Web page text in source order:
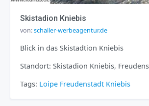
Skistadion Kniebis
von:schaller-werbeagentur.de
Blick in das Skistadtion Kniebis
Standort: Skistadion Kniebis,
Tags: Loipe Freudenstadt Kniebis